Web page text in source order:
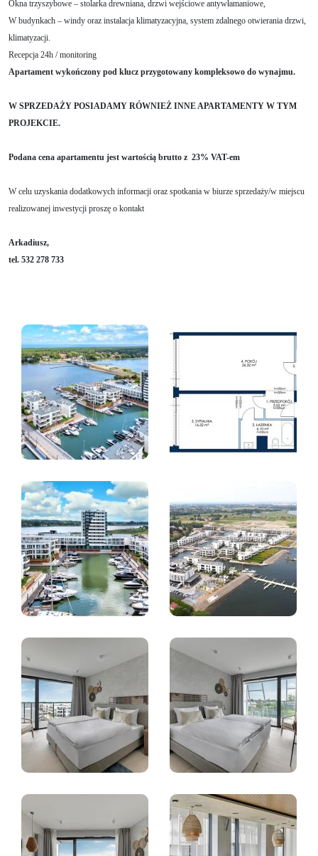
Okna trzyszybowe – stolarka drewniana, drzwi wejściowe antywłamaniowe,
W budynkach – windy oraz instalacja klimatyzacyjna, system zdalnego otwierania drzwi,
klimatyzacji.
Recepcja 24h / monitoring
Apartament wykończony pod klucz przygotowany kompleksowo do wynajmu.
W SPRZEDAŻY POSIADAMY RÓWNIEŻ INNE APARTAMENTY W TYM
PROJEKCIE.
Podana cena apartamentu jest wartością brutto z 23% VAT-em
W celu uzyskania dodatkowych informacji oraz spotkania w biurze sprzedaży/w miejscu
realizowanej inwestycji proszę o kontakt
Arkadiusz,
tel. 532 278 733